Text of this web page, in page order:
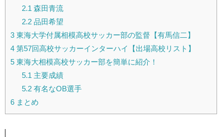
2.1 森田青流
2.2品田希望
3 東海大学付属相模高校サッカー部の監督【有馬信二】
4 第57回高校サッカーインターハイ【出場高校リスト】
5 東海大相模高校サッカー部を簡単に紹介！
5.1 主要成績
5.2有名なOB選手
6 まとめ